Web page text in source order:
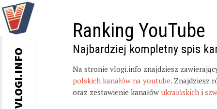
Ranking YouTube
Najbardziej kompletny spis
Na stronie vlogi.info znajdziesz
polskich kanałów na youtube. Znajdziesz
oraz zestawienie kanałów ukraińskich i
VLOGI.INFO